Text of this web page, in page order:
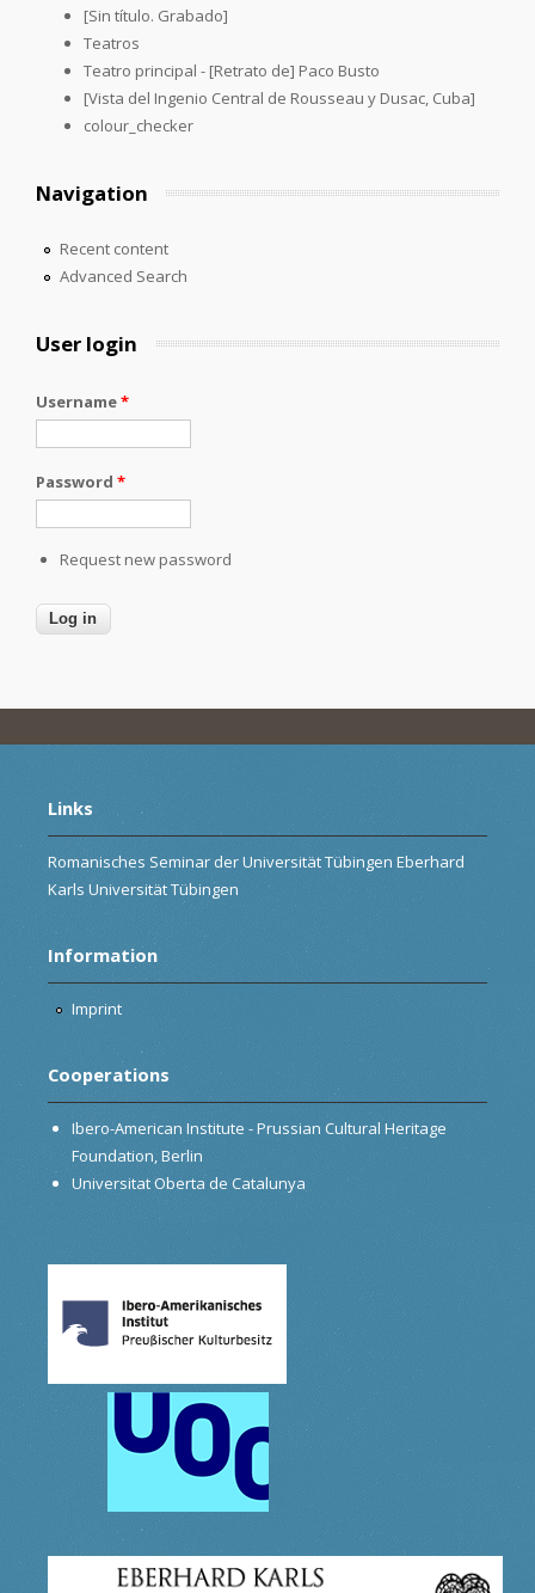
[Sin título. Grabado]
Teatros
Teatro principal - [Retrato de] Paco Busto
[Vista del Ingenio Central de Rousseau y Dusac, Cuba]
colour_checker
Navigation
Recent content
Advanced Search
User login
Username*
Password *
Request new password
Links
Romanisches Seminar der Universität Tübingen Eberhard
Karls Universität Tübingen
Information
Imprint
Cooperations
Ibero-American Institute - Prussian Cultural Heritage
Foundation, Berlin
Universitat Oberta de Catalunya